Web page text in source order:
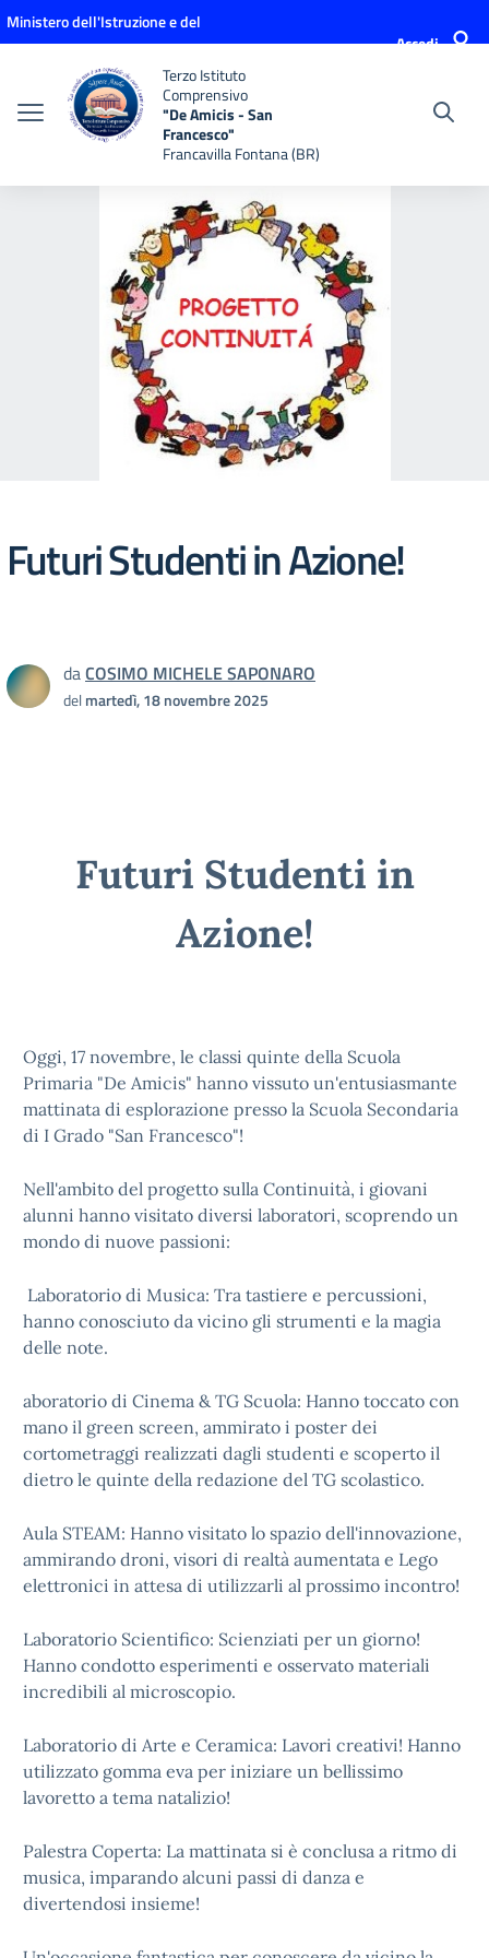
Vai ai contenuti
Vai al menu di navigazione
Vai al footer
Ministero dell'Istruzione e del
Accedi
Terzo Istituto
Comprensivo
"De Amicis - San
Francesco"
Francavilla Fontana (BR)
Futuri Studenti in Azione!
daCOSIMO MICHELE SAPONARO
delmartedì, 18 novembre 2025
Futuri Studenti in
Azione!
Oggi, 17 novembre, le classi quinte della Scuola
Primaria "De Amicis" hanno vissuto un'entusiasmante
mattinata di esplorazione presso la Scuola Secondaria
di I Grado "San Francesco"!
Nell'ambito del progetto sulla Continuità, i giovani
alunni hanno visitato diversi laboratori, scoprendo un
mondo di nuove passioni:
Laboratorio di Musica: Tra tastiere e percussioni,
hanno conosciuto da vicino gli strumenti e la magia
delle note.
aboratorio di Cinema & TG Scuola: Hanno toccato con
mano il green screen, ammirato i poster dei
cortometraggi realizzati dagli studenti e scoperto il
dietro le quinte della redazione del TG scolastico.
Aula STEAM: Hanno visitato lo spazio dell'innovazione,
ammirando droni, visori di realtà aumentata e Lego
elettronici in attesa di utilizzarli al prossimo incontro!
Laboratorio Scientifico: Scienziati per un giorno!
Hanno condotto esperimenti e osservato materiali
incredibili al microscopio.
Laboratorio di Arte e Ceramica: Lavori creativi! Hanno
utilizzato gomma eva per iniziare un bellissimo
lavoretto a tema natalizio!
Palestra Coperta: La mattinata si è conclusa a ritmo di
musica, imparando alcuni passi di danza e
divertendosi insieme!